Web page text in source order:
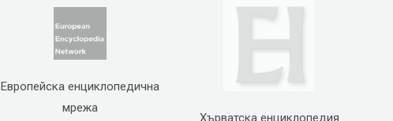
Европейска енциклопедична
мрежа
Хърватска енциклопедия